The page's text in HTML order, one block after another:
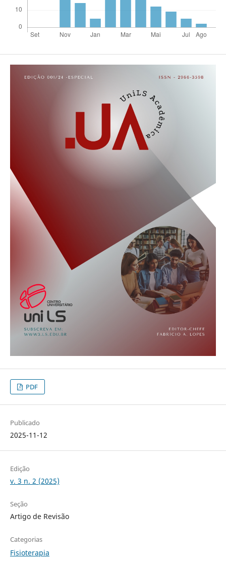
PDF
Publicado
2025-11-12
Edição
v. 3 n. 2 (2025)
Seção
Artigo de Revisão
Categorias
Fisioterapia